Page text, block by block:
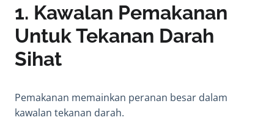
1. Kawalan Pemakanan
Untuk Tekanan Darah
Sihat
Pemakanan memainkan peranan besar dalam
kawalan tekanan darah.